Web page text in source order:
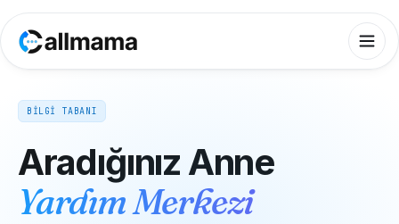
BİLGİ TABANI
Aradığınız Anne
Yardım Merkezi